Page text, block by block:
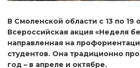
В Смоленской области с 13 по 19
Всероссийская акция «Неделя
направленная на
студентов. Она традиционно
год – в апреле и октябре.